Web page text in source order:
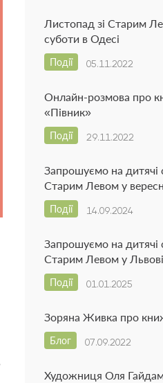
Листопад зі Старим
суботи в Одесі
05.11.2022
Події
Онлайн-розмова про
«Півник»
29.11.2022
Події
Запрошуємо на дитячі
Старим Левом у
14.09.2024
Події
Запрошуємо на дитячі
Старим Левом у Львові
01.01.2025
Події
Зоряна Живка про
07.09.2022
Блог
Художниця Оля